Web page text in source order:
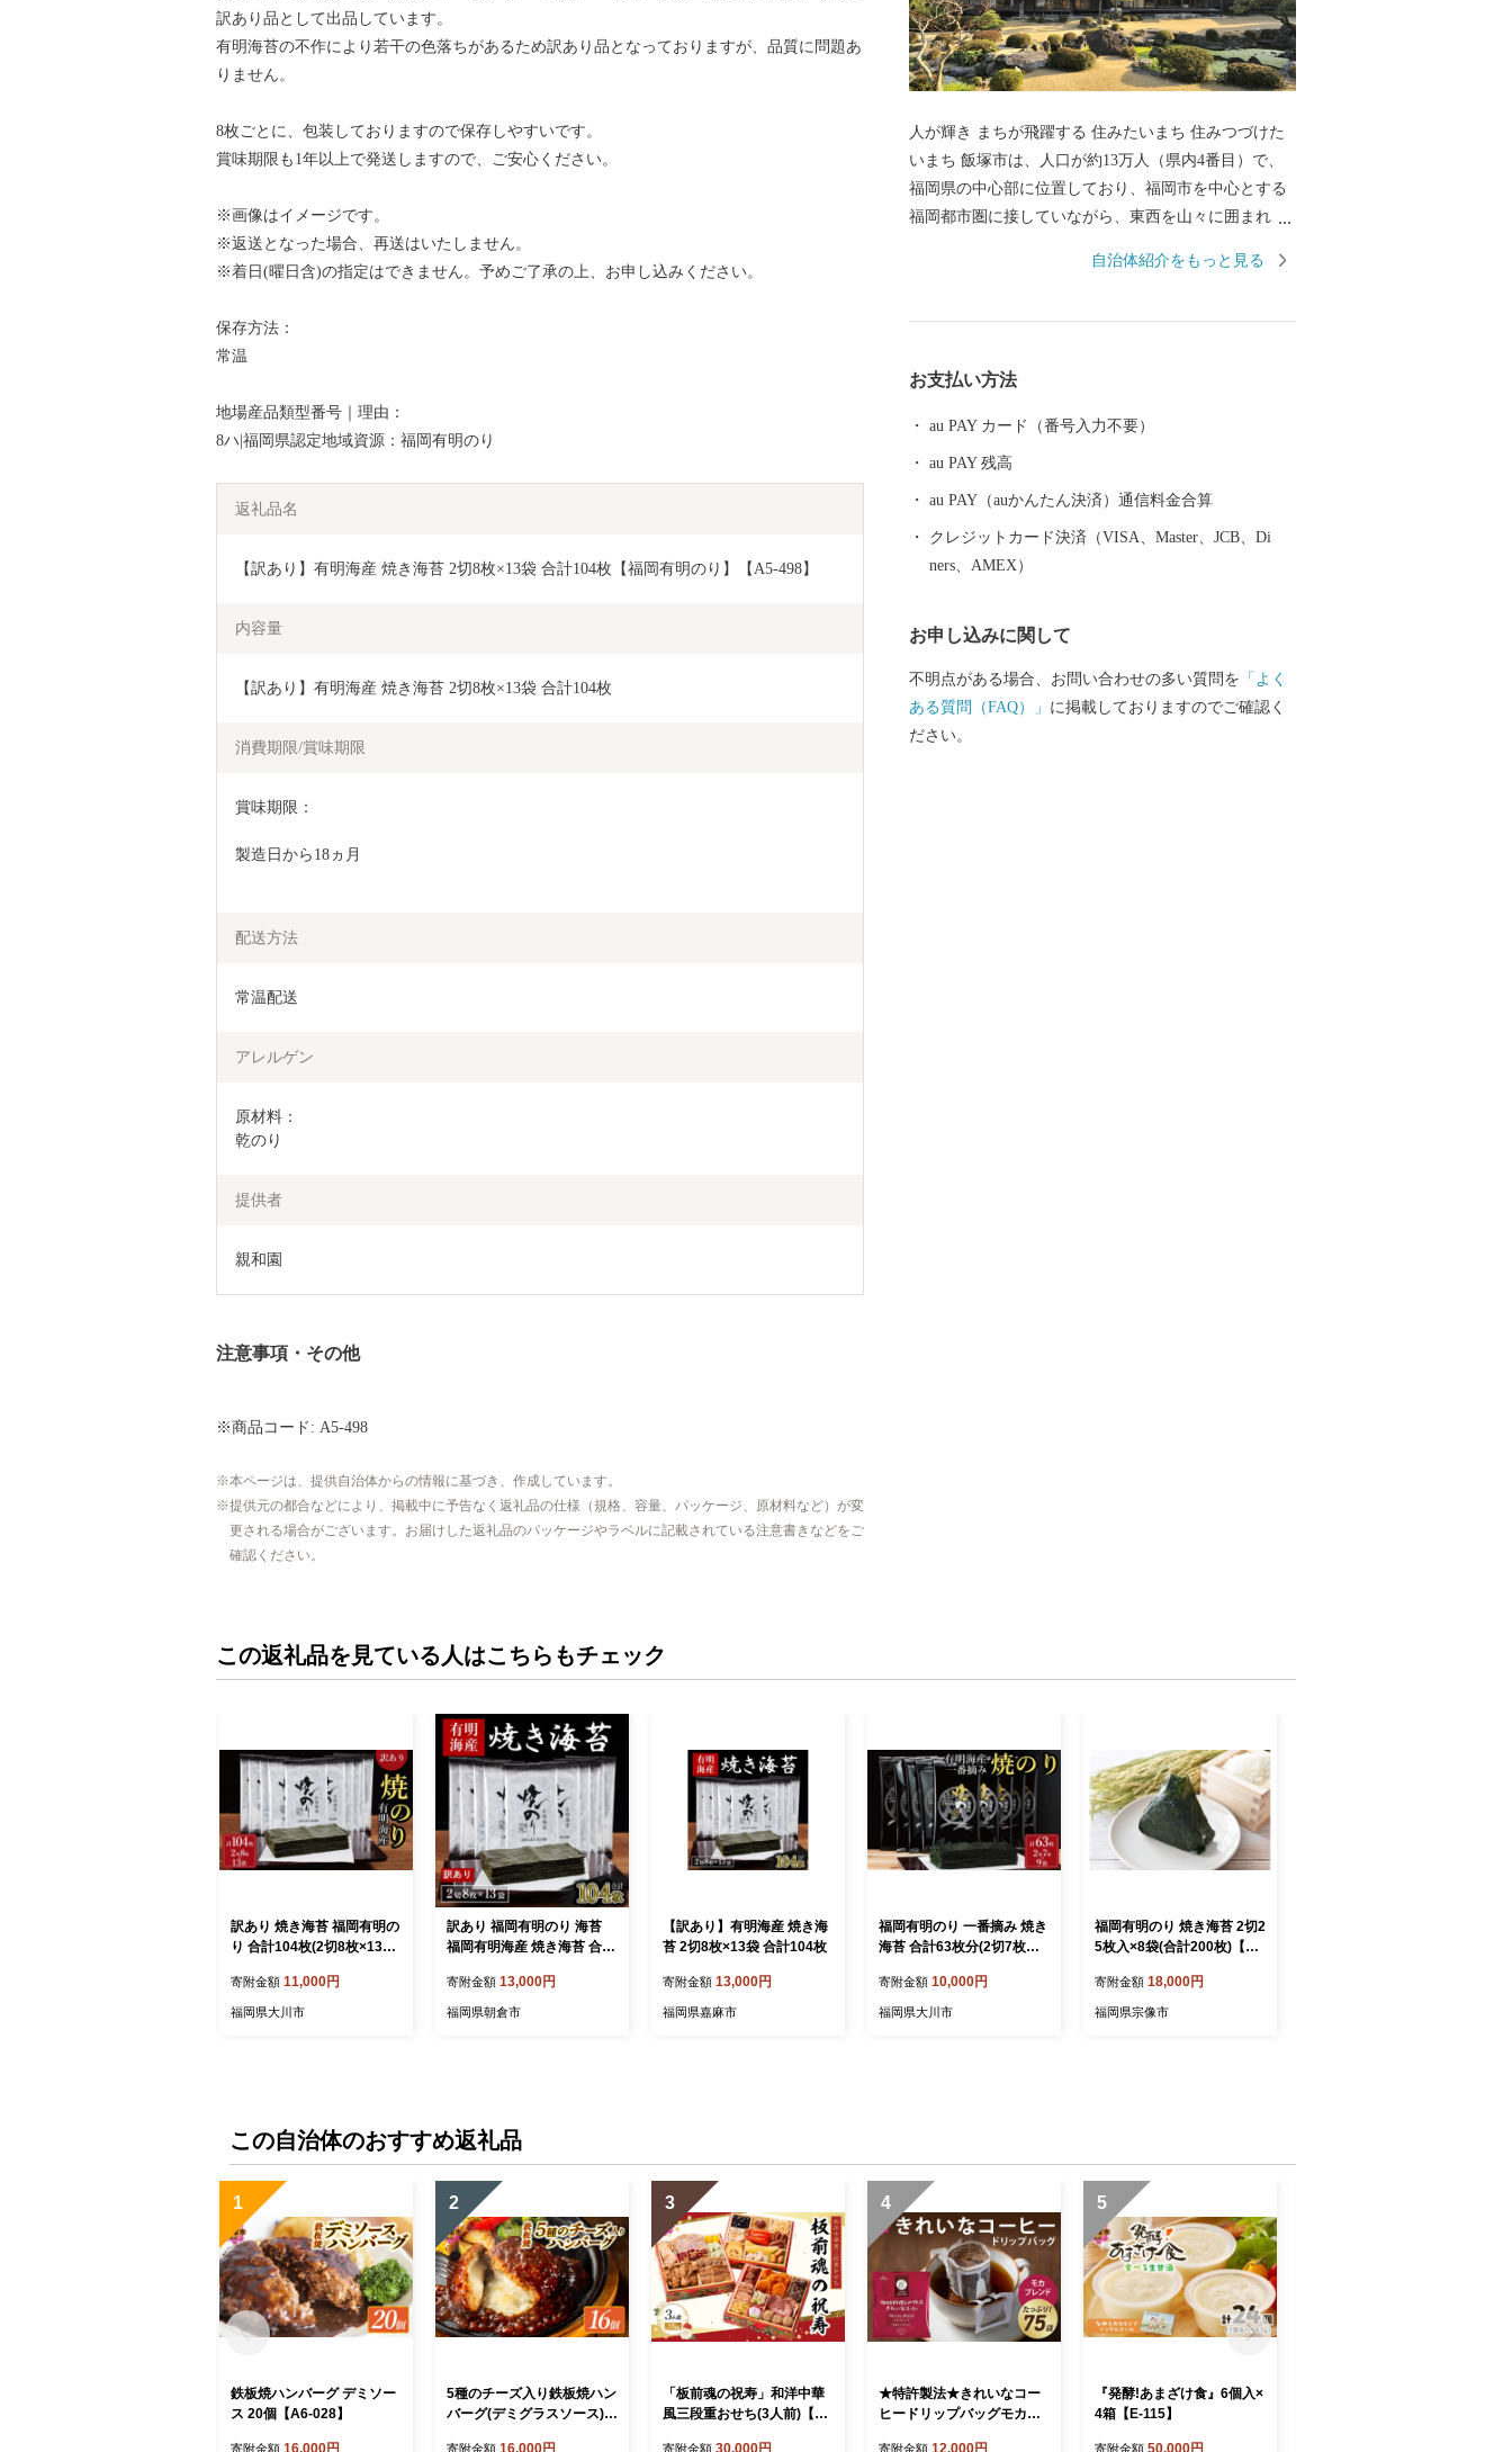
訳あり品として出品しています。
有明海苔の不作により若干の色落ちがあるため訳あり品となっておりますが、品質に問題あ
りません。
8枚ごとに、包装しておりますので保存しやすいです。
賞味期限も1年以上で発送しますので、ご安心ください。
※画像はイメージです。
※返送となった場合、再送はいたしません。
※着日(曜日含)の指定はできません。予めご了承の上、お申し込みください。
保存方法：
常温
地場産品類型番号｜理由：
8ハ|福岡県認定地域資源：福岡有明のり
返礼品名
【訳あり】有明海産 焼き海苔 2切8枚×13袋 合計104枚【福岡有明のり】【A5-498】
内容量
【訳あり】有明海産 焼き海苔 2切8枚×13袋 合計104枚
消費期限/賞味期限
賞味期限：
製造日から18ヵ月
配送方法
常温配送
アレルゲン
原材料：
乾のり
提供者
親和園
注意事項・その他
※商品コード: A5-498
本ページは、提供自治体からの情報に基づき、作成しています。
提供元の都合などにより、掲載中に予告なく返礼品の仕様（規格、容量、パッケージ、原材料など）が変
更される場合がございます。お届けした返礼品のパッケージやラベルに記載されている注意書きなどをご
確認ください。
人が輝き まちが飛躍する 住みたいまち 住みつづけた
いまち 飯塚市は、人口が約13万人（県内4番目）で、
福岡県の中心部に位置しており、福岡市を中心とする
福岡都市圏に接していながら、東西を山々に囲まれ、
崎街道の宿場町、筑豊炭田時代の中心地など、歴史的
れています。 近年では、観光の振興にも取り組んでお
り、平成19年4月末から一般公開している「旧伊藤伝右
「旧長崎街道内野宿」などの歴史的遺産を活用した観
光ルートの整備にも努めています。なお、旧伊藤伝右
衛門邸の庭園（正式名称：旧伊藤傳右エ門氏庭園）
すので、ぜひ一度飯塚市にお越しください！ 飯塚市で
は、皆さまが優しさを共有し故郷を誇ることができる
「魅力あるまちづくり」を目指して頑張っています。
自治体紹介をもっと見る
お支払い方法
au PAY カード（番号入力不要）
au PAY 残高
au PAY（auかんたん決済）通信料金合算
クレジットカード決済（VISA、Master、JCB、Di
ners、AMEX）
お申し込みに関して
不明点がある場合、お問い合わせの多い質問を 「よく
ある質問（FAQ）」 に掲載しておりますのでご確認く
ださい。
この返礼品を見ている人はこちらもチェック
訳あり 焼き海苔 福岡有明の
り 合計104枚(2切8枚×13袋)
寄附金額 11,000円
福岡県大川市
訳あり 福岡有明のり 海苔
福岡有明海産 焼き海苔 合計
り 焼海苔 訳アリ 乾燥 海藻
小分け ごはんのお供
寄附金額 13,000円
福岡県朝倉市
【訳あり】有明海産 焼き海
苔 2切8枚×13袋 合計104枚
寄附金額 13,000円
福岡県嘉麻市
福岡有明のり 一番摘み 焼き
海苔 合計63枚分(2切7枚入×
寄附金額 10,000円
福岡県大川市
福岡有明のり 焼き海苔 2切2
5枚入×8袋(合計200枚)【木
寄附金額 18,000円
福岡県宗像市
この自治体のおすすめ返礼品
1
鉄板焼ハンバーグ デミソー
ス 20個【A6-028】
寄附金額 16,000円
2
5種のチーズ入り鉄板焼ハン
バーグ(デミグラスソース)1
寄附金額 16,000円
3
「板前魂の祝寿」和洋中華
風三段重おせち(3人前)【C-
寄附金額 30,000円
4
★特許製法★きれいなコー
ヒードリップバッグモカブ
寄附金額 12,000円
5
『発酵!あまざけ食』6個入×
4箱【E-115】
寄附金額 50,000円